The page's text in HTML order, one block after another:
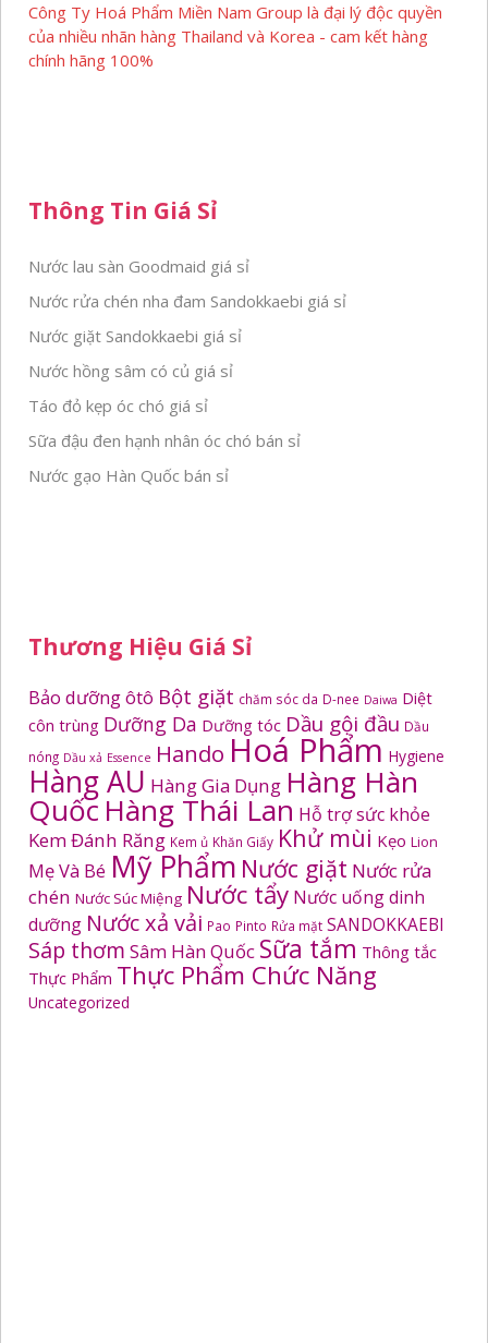
Công Ty Hoá Phẩm Miền Nam Group là đại lý độc quyền
của nhiều nhãn hàng Thailand và Korea - cam kết hàng
chính hãng 100%
Thông Tin Giá Sỉ
Nước lau sàn Goodmaid giá sỉ
Nước rửa chén nha đam Sandokkaebi giá sỉ
Nước giặt Sandokkaebi giá sỉ
Nước hồng sâm có củ giá sỉ
Táo đỏ kẹp óc chó giá sỉ
Sữa đậu đen hạnh nhân óc chó bán sỉ
Nước gạo Hàn Quốc bán sỉ
Thương Hiệu Giá Sỉ
Bảo dưỡng ôtô Bột giặt chăm sóc da D-nee Daiwa Diệt
côn trùng Dưỡng Da Dưỡng tóc Dầu gội đầu Dầu
nóng Dầu xả Essence Hando Hoá Phẩm Hygiene
Hàng AU Hàng Gia Dụng Hàng Hàn
Quốc Hàng Thái Lan Hỗ trợ sức khỏe
Kem Đánh Răng Kem ủ Khăn Giấy Khử mùi Kẹo Lion
Mẹ Và Bé Mỹ Phẩm Nước giặt Nước rửa
chén Nước Súc Miệng Nước tẩy Nước uống dinh
dưỡng Nước xả vải Pao Pinto Rửa mặt SANDOKKAEBI
Sáp thơm Sâm Hàn Quốc Sữa tắm Thông tắc
Thực Phẩm Thực Phẩm Chức Năng
Uncategorized